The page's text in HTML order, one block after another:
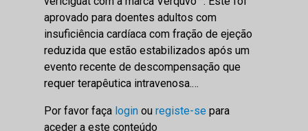
aprovado para doentes adultos com
insuficiência cardíaca com fração de ejeção
reduzida que estão estabilizados após um
evento recente de descompensação que
requer terapêutica intravenosa.…
Por favor faça login ou registe-se para
aceder a este conteúdo